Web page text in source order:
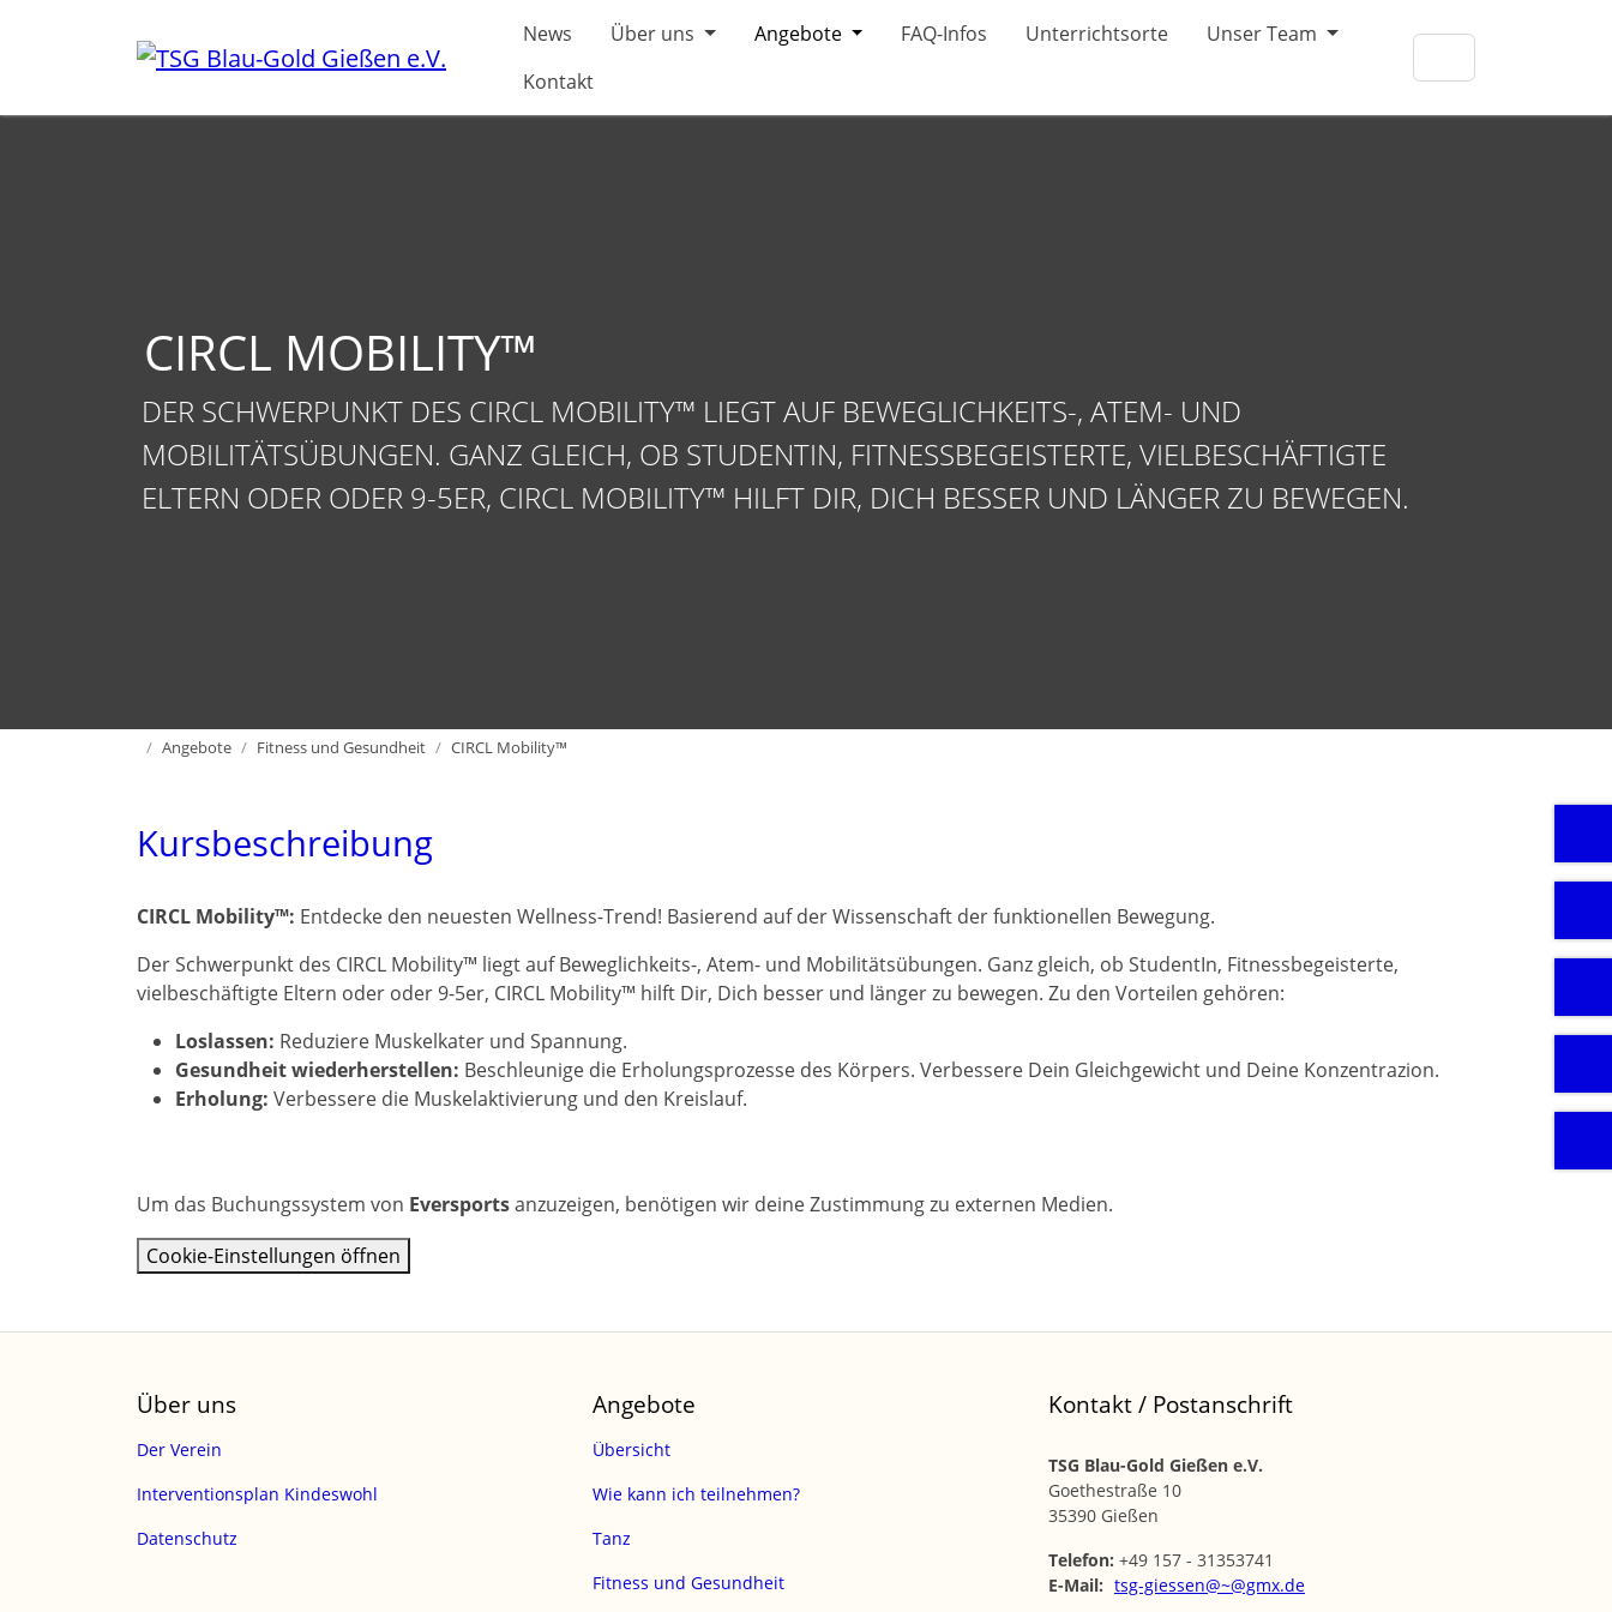
News Über uns Angebote FAQ-Infos Unterrichtsorte
Unser Team
Kontakt
CIRCL MOBILITY™
DER SCHWERPUNKT DES CIRCL MOBILITY™ LIEGT AUF BEWEGLICHKEITS-, ATEM- UND
MOBILITÄTSÜBUNGEN. GANZ GLEICH, OB STUDENTIN, FITNESSBEGEISTERTE, VIELBESCHÄFTIGTE
ELTERN ODER ODER 9-5ER, CIRCL MOBILITY™ HILFT DIR, DICH BESSER UND LÄNGER ZU BEWEGEN.
HomeAngebote Fitness und Gesundheit CIRCL Mobility™
Kursbeschreibung
CIRCL Mobility™: Entdecke den neuesten Wellness-Trend! Basierend auf der Wissenschaft der funktionellen Bewegung.
Der Schwerpunkt des CIRCL Mobility™ liegt auf Beweglichkeits-, Atem- und Mobilitätsübungen. Ganz gleich, ob StudentIn, Fitnessbegeisterte,
vielbeschäftigte Eltern oder oder 9-5er, CIRCL Mobility™ hilft Dir, Dich besser und länger zu bewegen. Zu den Vorteilen gehören:
Loslassen: Reduziere Muskelkater und Spannung.
Gesundheit wiederherstellen: Beschleunige die Erholungsprozesse des Körpers. Verbessere Dein Gleichgewicht und Deine Konzentrazion.
Erholung: Verbessere die Muskelaktivierung und den Kreislauf.
Um das Buchungssystem von Eversportsanzuzeigen, benötigen wir deine Zustimmung zu externen Medien.
Cookie-Einstellungen öffnen
Über uns
Der Verein
Interventionsplan Kindeswohl
Datenschutz
Angebote
Übersicht
Wie kann ich teilnehmen?
Tanz
Fitness und Gesundheit
Kontakt / Postanschrift
TSG Blau-Gold Gießen e.V.
Goethestraße 10
35390 Gießen
Telefon: +49 157 - 31353741
E-Mail: tsg-giessen@~@gmx.de